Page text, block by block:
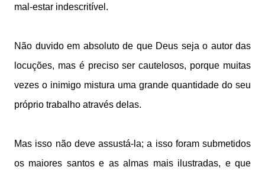
mal-estar indescritível.
Não duvido em absoluto de que Deus seja o autor das
locuções, mas é preciso ser cautelosos, porque muitas
vezes o inimigo mistura uma grande quantidade do seu
próprio trabalho através delas.
Mas isso não deve assustá-la; a isso foram submetidos
os maiores santos e as almas mais ilustradas, e que